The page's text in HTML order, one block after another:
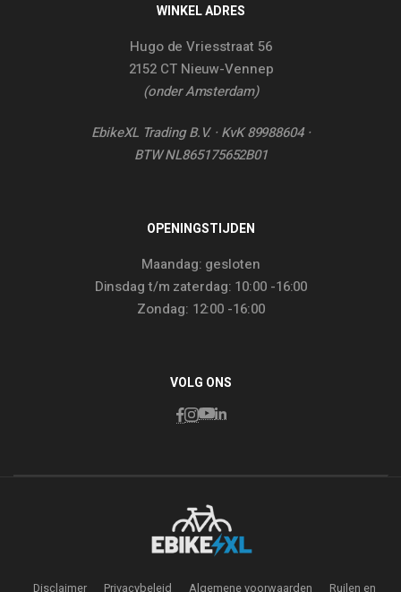
WINKEL ADRES
Hugo de Vriesstraat 56
2152 CT Nieuw-Vennep
(onder Amsterdam)
EbikeXL Trading B.V. · KvK 89988604 ·
BTW NL865175652B01
OPENINGSTIJDEN
Maandag: gesloten
Dinsdag t/m zaterdag: 10:00 -16:00
Zondag: 12:00 -16:00
VOLG ONS
Disclaimer Privacybeleid Algemene voorwaarden Ruilen en